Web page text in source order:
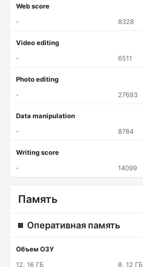
Web score
-
8328
Video editing
-
6511
Photo editing
-
27693
Data manipulation
-
8784
Writing score
-
14099
Память
Оперативная память
Объем ОЗУ
12, 16 ГБ
8, 12 ГБ